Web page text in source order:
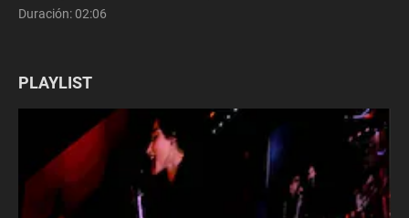
Duración:02:06
PLAYLIST